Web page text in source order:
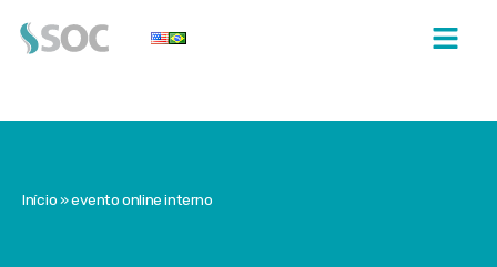
Início»evento online interno